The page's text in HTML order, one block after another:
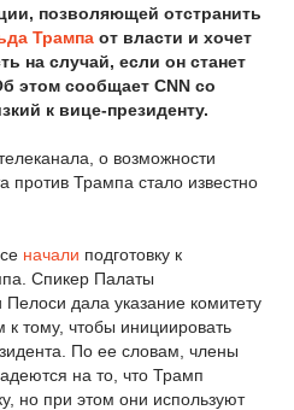
позволяющей отстранить
Трампа от власти и хочет
на случай, если он станет
этом сообщает CNN со
к вице-президенту.
о возможности
против Трампа стало известно
начали подготовку к
Спикер Палаты
дала указание комитету
к тому, чтобы инициировать
По ее словам, члены
на то, что Трамп
но при этом они используют